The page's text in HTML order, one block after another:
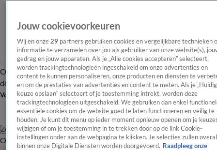
OverzichtAfleveringen Entertainment TV Algemeen
Tip
de redactieNieuwsbrief
Volg Shownieuws
Zoeken
OverzichtEntertainmentSpraakmakendRealityCrimeVideo's
Jouw cookievoorkeuren
Wij en onze 29 partners gebruiken cookies en vergelijkbare technieken
informatie te verzamelen over jou als gebruiker van onze website(s),
gedrag en jouw apparaten. Als je „Alle cookies accepteren” selecteert,
worden trackingtechnologieën ingeschakeld om onze advertenties en
content te kunnen personaliseren, onze producten en diensten te
en om de prestaties van advertenties en content te meten. Als je
keuze opslaan” selecteert of je toestemming intrekt, worden deze
trackingtechnologieën uitgeschakeld. We gebruiken dan enkel
essentiële cookies om de website goed te laten functioneren en veilig te
houden. Je kunt dit menu op ieder moment opnieuw openen om je
wijzigen of om je toestemming in te trekken door op de link Cookie-
instellingen onder aan de webpagina te klikken. Je selecties zullen overal
binnen onze Digitale Diensten worden doorgevoerd. Raadpleeg onze